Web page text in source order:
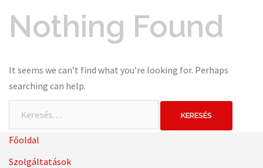
Nothing Found
It seems we can’t find what you’re looking for. Perhaps
searching can help.
Főoldal
Szolgáltatások